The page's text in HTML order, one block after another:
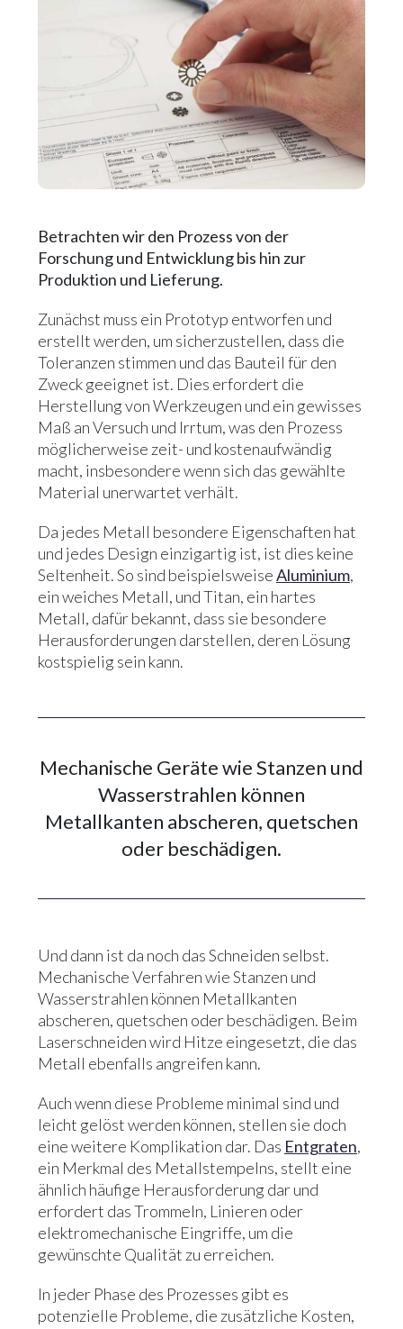
Betrachten wir den Prozess von der
Forschung und Entwicklung bis hin zur
Produktion und Lieferung.
Zunächst muss ein Prototyp entworfen und
erstellt werden, um sicherzustellen, dass die
Toleranzen stimmen und das Bauteil für den
Zweck geeignet ist. Dies erfordert die
Herstellung von Werkzeugen und ein gewisses
Maß an Versuch und Irrtum, was den Prozess
möglicherweise zeit- und kostenaufwändig
macht, insbesondere wenn sich das gewählte
Material unerwartet verhält.
Da jedes Metall besondere Eigenschaften hat
und jedes Design einzigartig ist, ist dies keine
Seltenheit. So sind beispielsweiseAluminium,
ein weiches Metall, und Titan, ein hartes
Metall, dafür bekannt, dass sie besondere
Herausforderungen darstellen, deren Lösung
kostspielig sein kann.
Mechanische Geräte wie Stanzen und
Wasserstrahlen können
Metallkanten abscheren, quetschen
oder beschädigen.
Und dann ist da noch das Schneiden selbst.
Mechanische Verfahren wie Stanzen und
Wasserstrahlen können Metallkanten
abscheren, quetschen oder beschädigen. Beim
Laserschneiden wird Hitze eingesetzt, die das
Metall ebenfalls angreifen kann.
Auch wenn diese Probleme minimal sind und
leicht gelöst werden können, stellen sie doch
eine weitere Komplikation dar. Das Entgraten,
ein Merkmal des Metallstempelns, stellt eine
ähnlich häufige Herausforderung dar und
erfordert das Trommeln, Linieren oder
elektromechanische Eingriffe, um die
gewünschte Qualität zu erreichen.
In jeder Phase des Prozesses gibt es
potenzielle Probleme, die zusätzliche Kosten,